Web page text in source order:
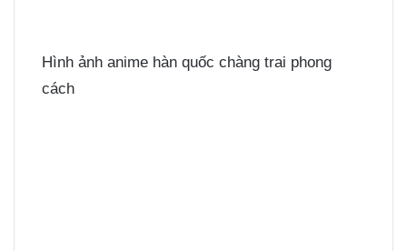
Hình ảnh anime hàn quốc chàng trai phong
cách